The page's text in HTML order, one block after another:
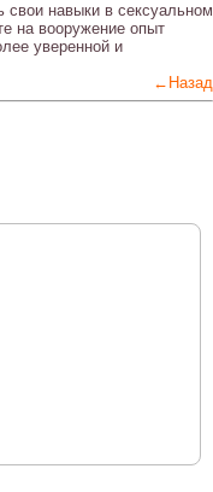
свои навыки в сексуальном
на вооружение опыт
уверенной и
←Назад